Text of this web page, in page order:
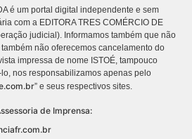
é um portal digital independente e sem
com a EDITORA TRES COMÉRCIO DE
judicial). Informamos também que não
não oferecemos cancelamento do
impressa de nome ISTOÉ, tampouco
nos responsabilizamos apenas pelo
” e seus respectivos sites.
de Imprensa: